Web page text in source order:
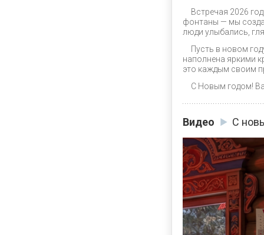
Встречая 2026
фонтаны — мы
люди улыбались,
Пусть в новом
наполнена яркими
это каждым своим
С Новым годом!
Видео С